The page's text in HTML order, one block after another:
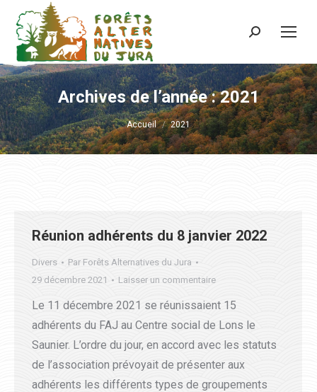
Recherche
Archives de l’année :2021
Vous êtes ici :
Accueil 2021
Réunion adhérents du 8 janvier 2022
Divers Par Forêts Alternatives du Jura
29 décembre 2021
Laisser un commentaire
Le 11 décembre 2021 se réunissaient 15
adhérents du FAJ au Centre social de Lons le
Saunier. L’ordre du jour, en accord avec les statuts
de l’association prévoyait de présenter aux
adhérents les différents types de groupements